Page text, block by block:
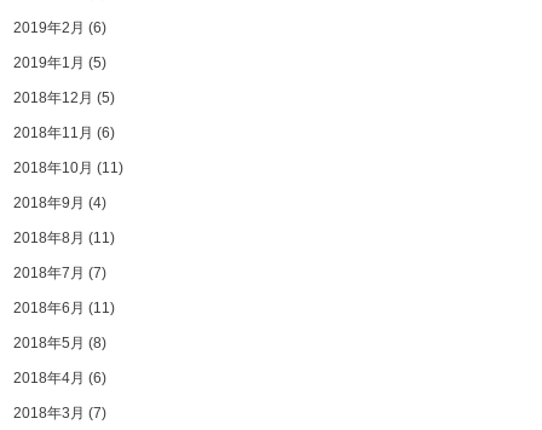
2019年2月 (6)
2019年1月 (5)
2018年12月 (5)
2018年11月 (6)
2018年10月 (11)
2018年9月 (4)
2018年8月 (11)
2018年7月 (7)
2018年6月 (11)
2018年5月 (8)
2018年4月 (6)
2018年3月 (7)